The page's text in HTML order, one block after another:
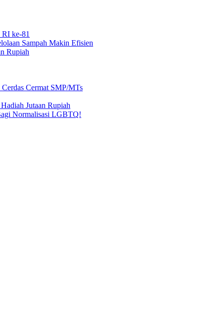
ke-81
Sampah Makin Efisien
Rupiah
Cermat SMP/MTs
Jutaan Rupiah
Normalisasi LGBTQ!